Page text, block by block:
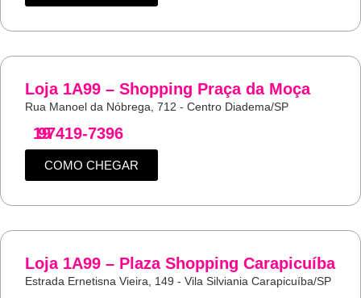
Loja 1A99 – Shopping Praça da Moça
Rua Manoel da Nóbrega, 712 - Centro Diadema/SP
19
97419-7396
COMO CHEGAR
Loja 1A99 – Plaza Shopping Carapicuíba
Estrada Ernetisna Vieira, 149 - Vila Silviania Carapicuíba/SP